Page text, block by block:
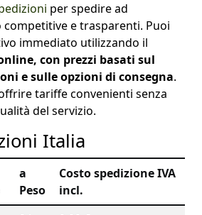
per spedire ad
competitive e trasparenti. Puoi
immediato utilizzando il
con prezzi basati sul
e sulle opzioni di consegna.
tariffe convenienti senza
del servizio.
Italia
a
Peso
Costo spedizione IVA
incl.